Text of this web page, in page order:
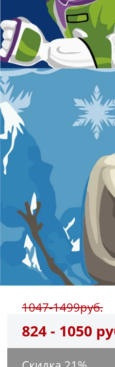
1047-1499руб.
824 - 1050